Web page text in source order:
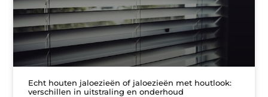
Echt houten jaloezieën of jaloezieën met houtlook:
verschillen in uitstraling en onderhoud